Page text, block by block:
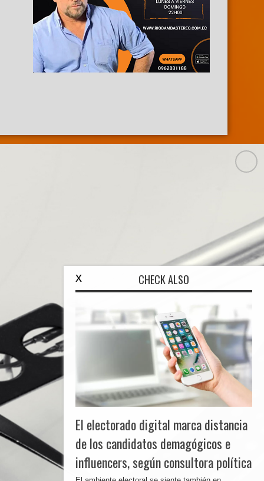
x CHECK ALSO
El electorado digital marca distancia
de los candidatos demagógicos e
influencers, según consultora política